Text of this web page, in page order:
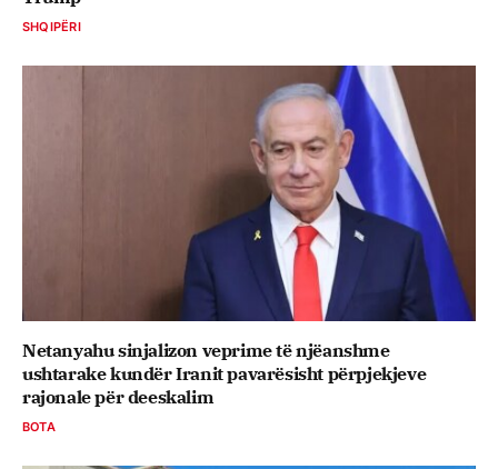
SHQIPËRI
Netanyahu sinjalizon veprime të njëanshme
ushtarake kundër Iranit pavarësisht përpjekjeve
rajonale për deeskalim
BOTA